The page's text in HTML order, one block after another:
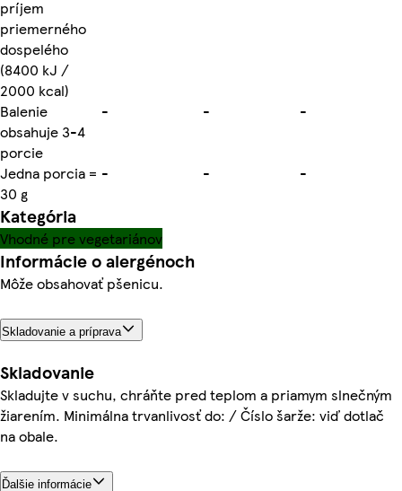
príjem
priemerného
dospelého
(8400 kJ /
2000 kcal)
Balenie
obsahuje 3-4
porcie
- - -
Jedna porcia =
30 g
- - -
Kategória
Vhodné pre vegetariánov
Informácie o alergénoch
Môže obsahovať pšenicu.
Skladovanie a príprava
Skladovanie
Skladujte v suchu, chráňte pred teplom a priamym slnečným
žiarením. Minimálna trvanlivosť do: / Číslo šarže: viď dotlač
na obale.
Ďalšie informácie